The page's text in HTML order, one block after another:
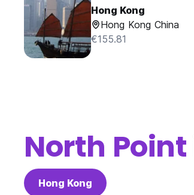
Hong Kong
Hong Kong China
€155.81
North Point
Hong Kong